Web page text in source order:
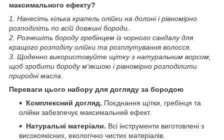
максимального ефекту?
1. Нанесіть кілька крапель олійки на долоні і рівномірно
розподіліть по всій довжині бороди.
2. Розчешіть бороду гребінцем із чорного сандалу для
кращого розподілу олійки та розплутування волосся.
3. Щоденно використовуйте щітку з натуральним ворсом,
щоб зробити бороду м'якшою і рівномірно розподілити
природні масла
Переваги цього набору для догляду за бородою
Комплексний догляд. Поєднання щітки, гребінця та
олійки забезпечує максимальний ефект.
Натуральні матеріали. Всі інструменти виготовлені з
високоякісних, екологічно чистих матеріалів.